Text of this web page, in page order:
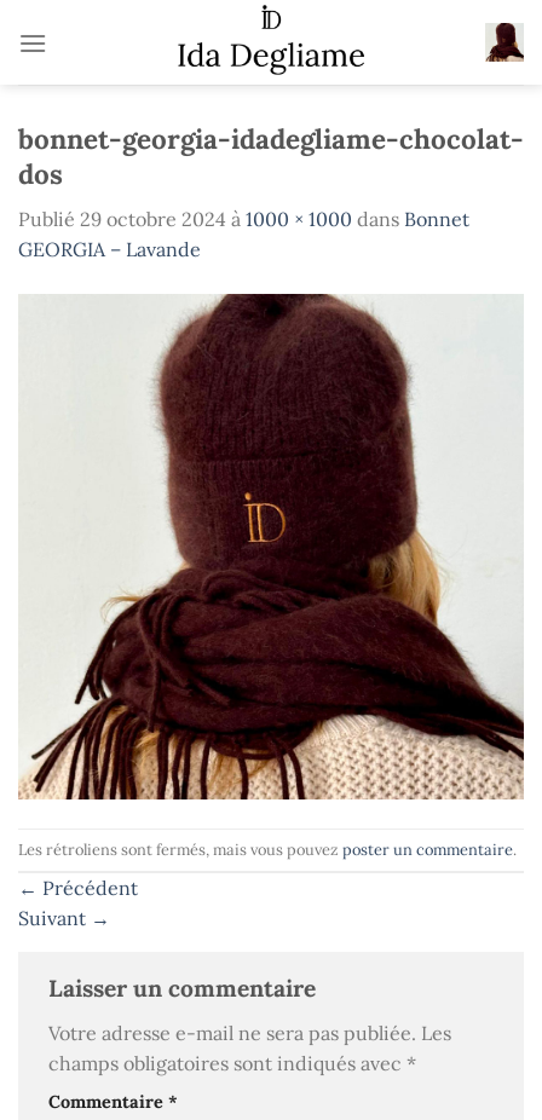
bonnet-georgia-idadegliame-chocolat-
dos
Publié 29 octobre 2024 à 1000 × 1000 dans Bonnet
GEORGIA – Lavande
Les rétroliens sont fermés, mais vous pouvez poster un commentaire.
← Précédent
Suivant →
Laisser un commentaire
Votre adresse e-mail ne sera pas publiée. Les
champs obligatoires sont indiqués avec *
Commentaire *